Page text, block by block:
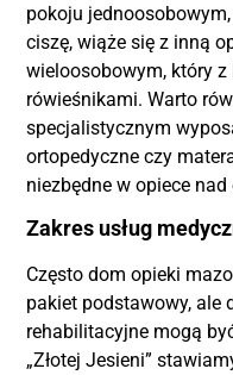
pokoju
ciszę, wiąże się z inną
wieloosobowym, który
rówieśnikami. Warto
specjalistycznym
ortopedyczne czy
niezbędne w opiece
Zakres usług
Często dom opieki
pakiet podstawowy, ale
rehabilitacyjne mogą
„Złotej Jesieni”